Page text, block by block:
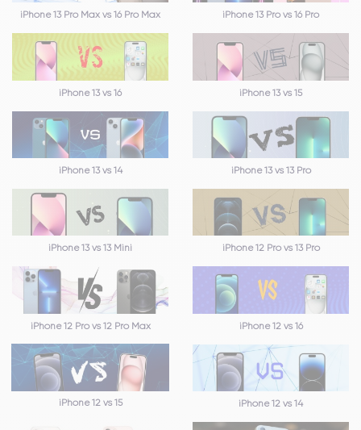
iPhone 13 Pro Max vs 16 Pro Max iPhone 13 Pro vs 16 Pro
iPhone 13 vs 16 iPhone 13 vs 15
iPhone 13 vs 14 iPhone 13 vs 13 Pro
iPhone 13 vs 13 Mini iPhone 12 Pro vs 13 Pro
iPhone 12 Pro vs 12 Pro Max iPhone 12 vs 16
iPhone 12 vs 15 iPhone 12 vs 14